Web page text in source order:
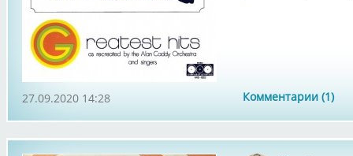
Комментарии (1)
27.09.2020 14:28